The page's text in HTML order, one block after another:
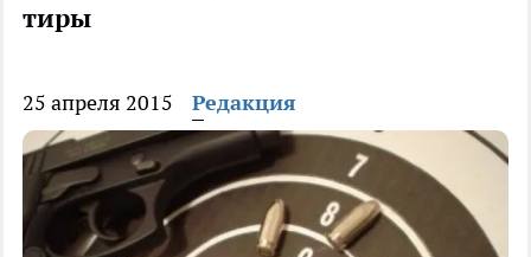
тиры
25 апреля 2015 Редакция